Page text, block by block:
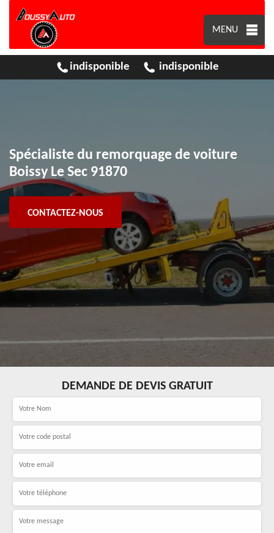
MENU
indisponible indisponible
Spécialiste du remorquage de voiture
Boissy Le Sec 91870
CONTACTEZ-NOUS
DEMANDE DE DEVIS GRATUIT